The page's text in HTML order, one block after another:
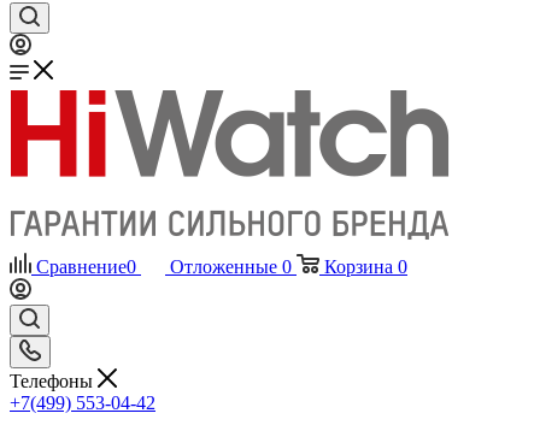
Сравнение0 Отложенные 0 Корзина 0
Телефоны
+7(499) 553-04-42